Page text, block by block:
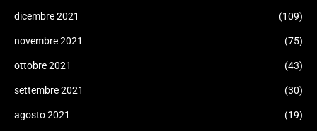
dicembre 2021 (109)
novembre 2021 (75)
ottobre 2021 (43)
settembre 2021 (30)
agosto 2021 (19)